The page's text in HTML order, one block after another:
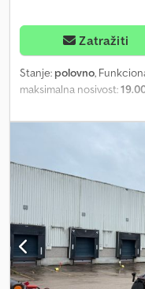
Zatražiti
Stanje: polovno,
maksimalna nosivost:
proizvodnje:2004, radna
prikolica O.ME.P.S
osovine vazdušno
nosivost 16.040 kg
m (vučna šipka 1,70 m)
Aidef Širina 2,55 m ABS
greške